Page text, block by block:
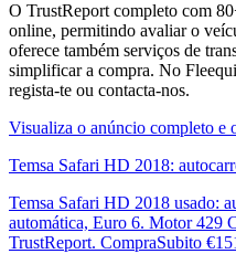
O TrustReport completo com
online, permitindo avaliar o
oferece também serviços de
simplificar a compra. No
regista-te ou contacta-nos.
Visualiza o anúncio completo e
Temsa Safari HD 2018:
Temsa Safari HD 2018 usado:
automática, Euro 6. Motor 429
TrustReport. CompraSubito